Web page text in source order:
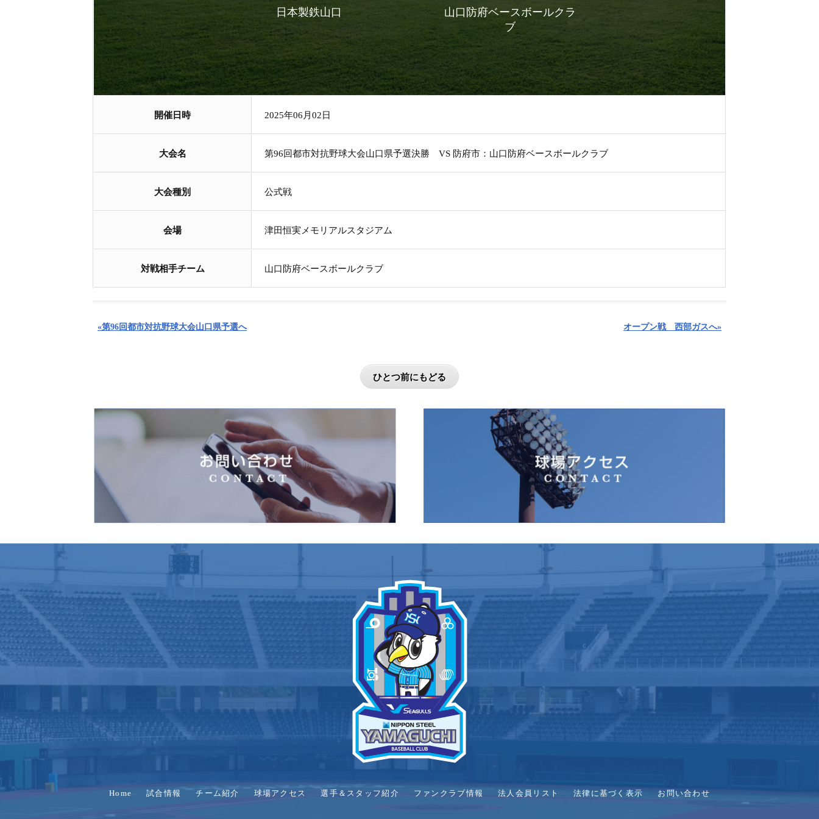
日本製鉄山口
山口防府ベースボールクラ
ブ
開催日時 2025年06月02日
大会名 第96回都市対抗野球大会山口県予選決勝 VS 防府市：山口防府ベースボールクラブ
大会種別 公式戦
会場 津田恒実メモリアルスタジアム
対戦相手チーム 山口防府ベースボールクラブ
«第96回都市対抗野球大会山口県予選へ オープン戦 西部ガスへ»
Home 試合情報 チーム紹介 球場アクセス 選手＆スタッフ紹介 ファンクラブ情報 法人会員リスト 法律に基づく表示 お問い合わせ